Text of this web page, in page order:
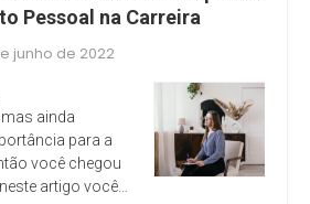
Pessoal na Carreira
junho de 2022
ainda
para a
você chegou
artigo você…